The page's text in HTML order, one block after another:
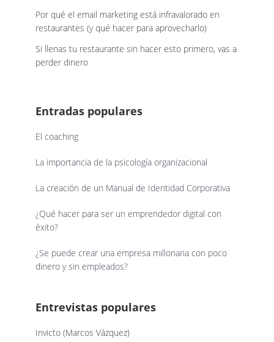
Por qué el email marketing está infravalorado en
restaurantes (y qué hacer para aprovecharlo)
Si llenas tu restaurante sin hacer esto primero, vas a
perder dinero
Entradas populares
El coaching
La importancia de la psicología organizacional
La creación de un Manual de Identidad Corporativa
¿Qué hacer para ser un emprendedor digital con
éxito?
¿Se puede crear una empresa millonaria con poco
dinero y sin empleados?
Entrevistas populares
Invicto (Marcos Vázquez)